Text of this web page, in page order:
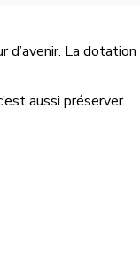
La dotation
aussi préserver.